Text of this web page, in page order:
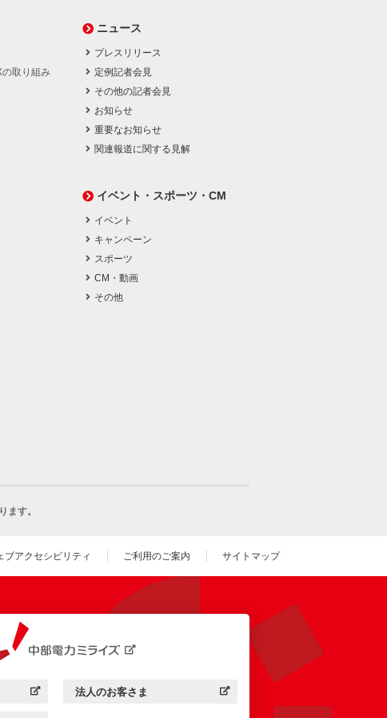
取り組み
ニュース
プレスリリース
定例記者会見
その他の記者会見
お知らせ
重要なお知らせ
関連報道に関する見解
イベント・スポーツ・CM
イベント
キャンペーン
スポーツ
CM・動画
その他
ます。
ブアクセシビリティ ご利用のご案内 サイトマップ
ます） 中部電力ミライズ：
法人のお客さま
（新しいウィンドウを開きます）